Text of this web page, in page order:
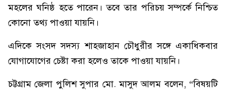
মহলের ঘনিষ্ঠ হতে পারেন। তবে তার পরিচয় সম্পর্কে নিশ্চিত
কোনো তথ্য পাওয়া যায়নি।
এদিকে সংসদ সদস্য শাহজাহান চৌধুরীর সঙ্গে একাধিকবার
যোগাযোগের চেষ্টা করা হলেও তাকে পাওয়া যায়নি।
চট্টগ্রাম জেলা পুলিশ সুপার মো. মাসুদ আলম বলেন, “বিষয়টি